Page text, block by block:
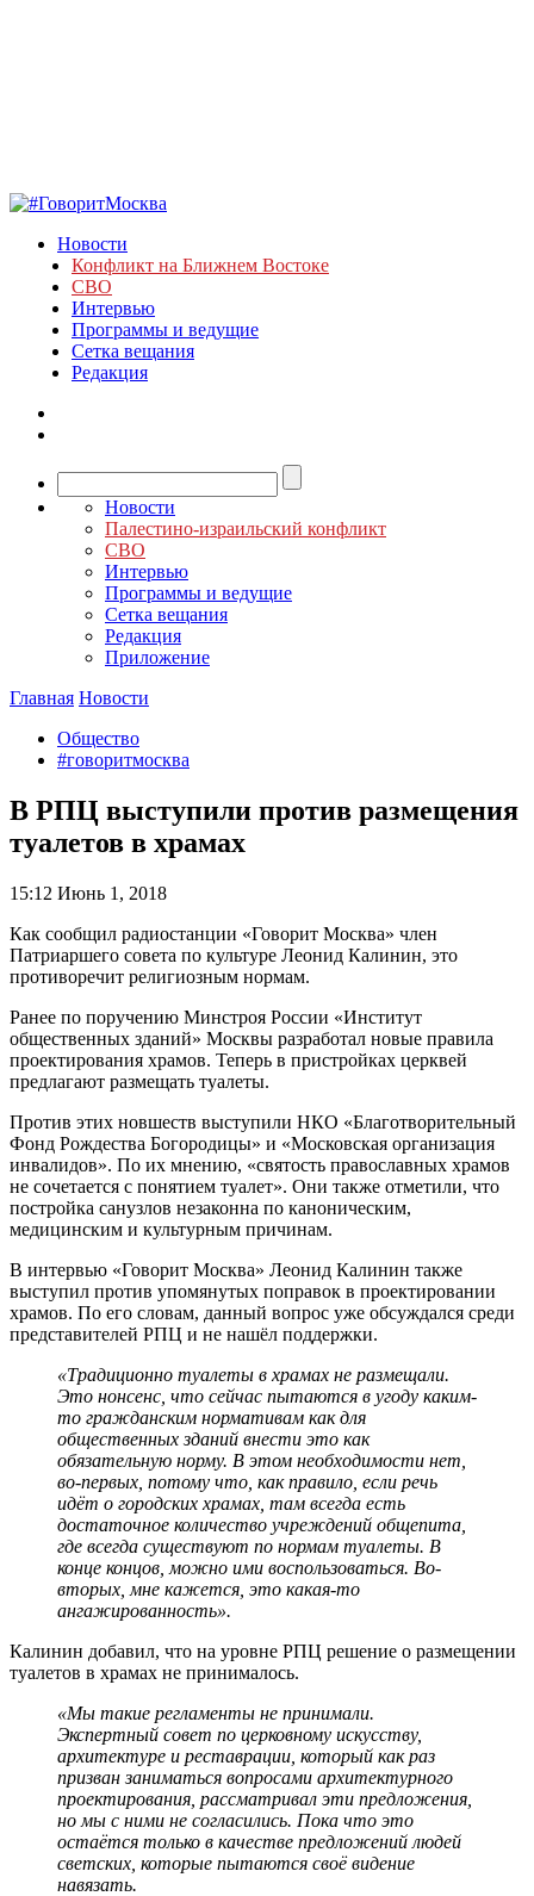
Новости
Конфликт на Ближнем Востоке
СВО
Интервью
Программы и ведущие
Сетка вещания
Редакция
Новости
Палестино-израильский конфликт
СВО
Интервью
Программы и ведущие
Сетка вещания
Редакция
Приложение
Главная Новости
Общество
#говоритмосква
В РПЦ выступили против размещения
туалетов в храмах
15:12 Июнь 1, 2018
Как сообщил радиостанции «Говорит Москва» член
Патриаршего совета по культуре Леонид Калинин, это
противоречит религиозным нормам.
Ранее по поручению Минстроя России «Институт
общественных зданий» Москвы разработал новые правила
проектирования храмов. Теперь в пристройках церквей
предлагают размещать туалеты.
Против этих новшеств выступили НКО «Благотворительный
Фонд Рождества Богородицы» и «Московская организация
инвалидов». По их мнению, «святость православных храмов
не сочетается с понятием туалет». Они также отметили, что
постройка санузлов незаконна по каноническим,
медицинским и культурным причинам.
В интервью «Говорит Москва» Леонид Калинин также
выступил против упомянутых поправок в проектировании
храмов. По его словам, данный вопрос уже обсуждался среди
представителей РПЦ и не нашёл поддержки.
«Традиционно туалеты в храмах не размещали.
Это нонсенс, что сейчас пытаются в угоду каким-
то гражданским нормативам как для
общественных зданий внести это как
обязательную норму. В этом необходимости нет,
во-первых, потому что, как правило, если речь
идёт о городских храмах, там всегда есть
достаточное количество учреждений общепита,
где всегда существуют по нормам туалеты. В
конце концов, можно ими воспользоваться. Во-
вторых, мне кажется, это какая-то
ангажированность».
Калинин добавил, что на уровне РПЦ решение о размещении
туалетов в храмах не принималось.
«Мы такие регламенты не принимали.
Экспертный совет по церковному искусству,
архитектуре и реставрации, который как раз
призван заниматься вопросами архитектурного
проектирования, рассматривал эти предложения,
но мы с ними не согласились. Пока что это
остаётся только в качестве предложений людей
светских, которые пытаются своё видение
навязать.